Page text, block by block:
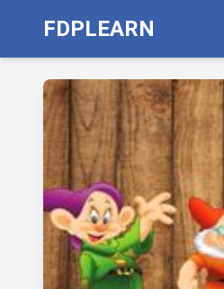
FDPLEARN